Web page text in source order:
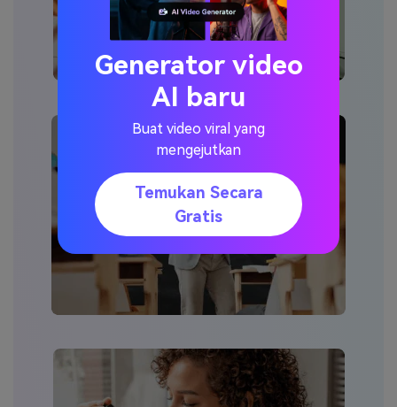
Edukasi
Generator video
AI baru
Buat video viral yang
mengejutkan
Temukan Secara
Gratis